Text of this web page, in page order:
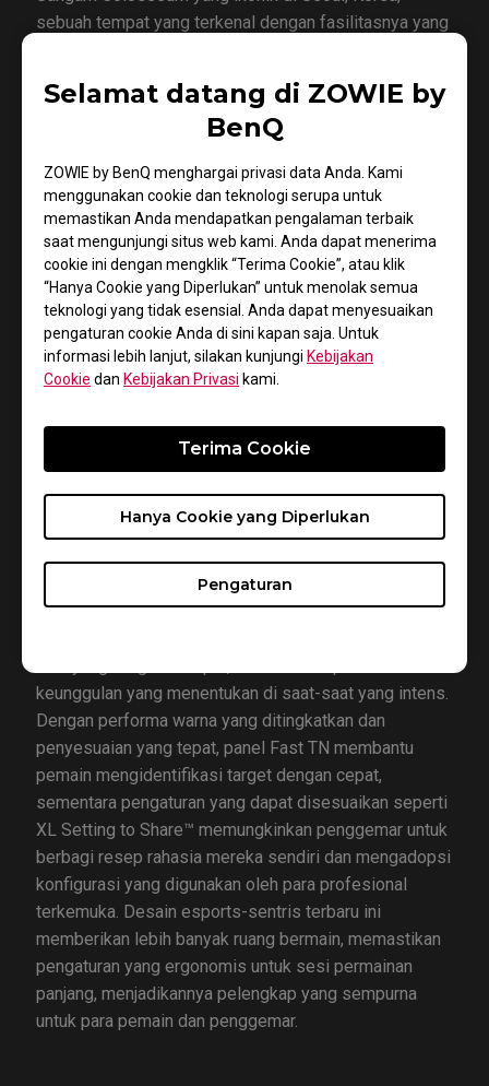
Selamat datang di ZOWIE by
BenQ
ZOWIE by BenQ menghargai privasi data Anda. Kami
menggunakan cookie dan teknologi serupa untuk
memastikan Anda mendapatkan pengalaman terbaik
saat mengunjungi situs web kami. Anda dapat menerima
cookie ini dengan mengklik “Terima Cookie”, atau klik
“Hanya Cookie yang Diperlukan” untuk menolak semua
teknologi yang tidak esensial. Anda dapat menyesuaikan
pengaturan cookie Anda di sini kapan saja. Untuk
informasi lebih lanjut, silakan kunjungi Kebijakan
Cookie dan Kebijakan Privasi kami.
Pengaturan
Hanya Cookie yang Diperlukan
Terima Cookie
sebuah tempat yang terkenal dengan fasilitasnya yang
Meningkatkan Pengalaman Turnamen
Menjunjung tinggi komitmennya terhadap turnamen
berkualitas tinggi, VCT Pacific 2025 akan
menggunakan monitor XL2566X+ 400Hz terbaru dari
ZOWIE, yang menampilkan panel Fast TN yang
revolusioner dan teknologi kejernihan dinamis DyAc™
2. “ZOWIE berusaha untuk mencapai kesempurnaan,
terus berinovasi untuk memberikan peningkatan
terbaik bagi para pemain dan turnamen,” ujar Jeffery
dua tahun terakhir, kami telah memenuhi komitmen
kami bersama VCT Pacific, dan kami sangat antusias
ZOWIE’s XL2566X+ menggabungkan fitur-fitur canggih
yang dirancang khusus untuk meningkatkan gaming
profesional. Teknologi DyAc™ 2 yang inovatif
memastikan kejernihan gerakan yang luar biasa,
keunggulan yang menentukan di saat-saat yang intens.
Dengan performa warna yang ditingkatkan dan
penyesuaian yang tepat, panel Fast TN membantu
pemain mengidentifikasi target dengan cepat,
sementara pengaturan yang dapat disesuaikan seperti
XL Setting to Share™ memungkinkan penggemar untuk
berbagi resep rahasia mereka sendiri dan mengadopsi
konfigurasi yang digunakan oleh para profesional
terkemuka. Desain esports-sentris terbaru ini
memberikan lebih banyak ruang bermain, memastikan
pengaturan yang ergonomis untuk sesi permainan
panjang, menjadikannya pelengkap yang sempurna
untuk para pemain dan penggemar.